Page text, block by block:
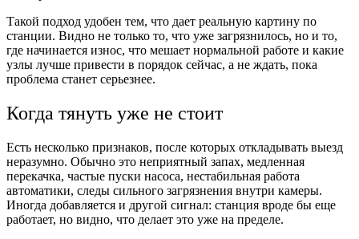
Такой подход удобен тем, что дает реальную картину по
станции. Видно не только то, что уже загрязнилось, но и то,
где начинается износ, что мешает нормальной работе и какие
узлы лучше привести в порядок сейчас, а не ждать, пока
проблема станет серьезнее.
Когда тянуть уже не стоит
Есть несколько признаков, после которых откладывать выезд
неразумно. Обычно это неприятный запах, медленная
перекачка, частые пуски насоса, нестабильная работа
автоматики, следы сильного загрязнения внутри камеры.
Иногда добавляется и другой сигнал: станция вроде бы еще
работает, но видно, что делает это уже на пределе.